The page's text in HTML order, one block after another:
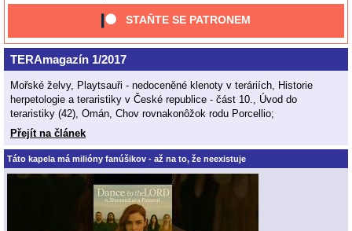
STAŇTE SE PATRONEM
TERAmagazín 1/2017
Mořské želvy, Playtsauři - nedoceněné klenoty v teráriích, Historie
herpetologie a teraristiky v České republice - část 10., Úvod do
teraristiky (42), Omán, Chov rovnakonôžok rodu Porcellio;
Přejít na článek
Táto kapela má milióny fanúšikov - až na to, že neexistuje